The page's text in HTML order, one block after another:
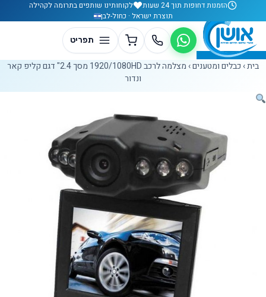
דלג לתוכןהזמנות דחופות תוך 24 שעות
לקוחותינו שותפים בתרומה לקהילה
תוצרת ישראל · כחול-לבן
בית› כבלים ומטענים›
מצלמה לרכב 1920/1080HD מסך 2.4" דגם קליפ קאר
ונדור